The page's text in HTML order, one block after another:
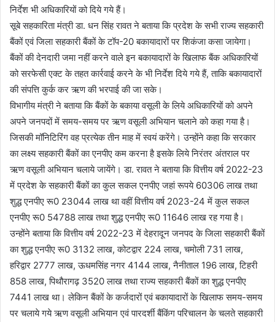
निर्देश भी अधिकारियों को दिये गये हैं।
सूबे सहकारिता मंत्री डा. धन सिंह रावत ने बताया कि प्रदेश के सभी राज्य सहकारी
बैंकों एवं जिला सहकारी बैंकों के टॉप-20 बकायादारों पर शिकंजा कसा जायेगा।
बैंकों की देनदारी जमा नहीं करने वाले इन बकायादारों के खिलाफ बैंक अधिकारियों
को सरफेसी एक्ट के तहत कार्रवाई करने के भी निर्देश दिये गये हैं, ताकि बकायादारों
की संपत्ति कुर्क कर ऋण की भरपाई की जा सके।
विभागीय मंत्री ने बताया कि बैंकों के बकाया वसूली के लिये अधिकारियों को अपने
अपने जनपदों में समय-समय पर ऋण वसूली अभियान चलाने को कहा गया है।
जिसकी मॉनिटिरिंग वह प्रत्येक तीन माह में स्वयं करेंगे। उन्होंने कहा कि सरकार
का लक्ष्य सहकारी बैंकों का एनपीए कम करना है इसके लिये निरंतर अंतराल पर
ऋण वसूली अभियान चलाये जायेंगे। डा. रावत ने बताया कि वित्तीय वर्ष 2022-23
में प्रदेश के सहकारी बैंकों का कुल सकल एनपीए जहां रूपये 60306 लाख तथा
शुद्ध एनपीए रू0 23044 लाख था वहीं वित्तीय वर्ष 2023-24 में कुल सकल
एनपीए रू0 54788 लाख तथा शुद्ध एनपीए रू0 11646 लाख रह गया है।
उन्होंने बताया कि वित्तीय वर्ष 2022-23 में देहरादून जनपद के जिला सहकारी बैंकों
का शुद्ध एनपीए रू0 3132 लाख, कोटद्वार 224 लाख, चमोली 731 लाख,
हरिद्वार 2777 लाख, ऊधमसिंह नगर 4144 लाख, नैनीताल 196 लाख, टिहरी
858 लाख, पिथौरागढ़ 3520 लाख तथा राज्य सहकारी बैंकों का शुद्ध एनपीए
7441 लाख था। लेकिन बैंकों के कर्जदारों एवं बकायादारों के खिलाफ समय-समय
पर चलाये गये ऋण वसूली अभियान एवं पारदर्शी बैंकिंग परिचालन के चलते सहकारी